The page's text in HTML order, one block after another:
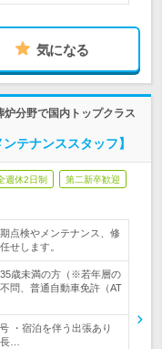
気になる
分野で国内トップクラス
テナンススタッフ】
週休2日制 第二新卒歓迎
点検やメンテナンス、修
せします。
歳未満の方（※若年層の
問、普通自動車免許（AT
・宿泊を伴う出張あり
…